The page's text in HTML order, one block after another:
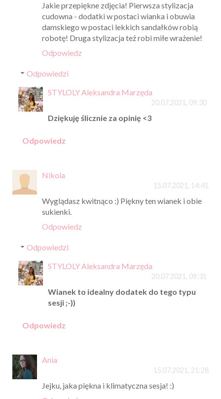
Jakie przepiękne zdjęcia! Pierwsza stylizacja
cudowna - dodatki w postaci wianka i obuwia
damskiego w postaci lekkich sandałków robią
robotę! Druga stylizacja też robi miłe wrażenie!
Odpowiedz
Odpowiedzi
STYLOLY Aleksandra Marzęda
20.07.2021, 09:30
Dziękuję ślicznie za opinię <3
Odpowiedz
Nikola
15.07.2021, 14:41
Wyglądasz kwitnąco :) Piękny ten wianek i obie
sukienki.
Odpowiedz
Odpowiedzi
STYLOLY Aleksandra Marzęda
20.07.2021, 09:31
Wianek to idealny dodatek do tego typu
sesji ;-))
Odpowiedz
Ania
15.07.2021, 21:28
Jejku, jaka piękna i klimatyczna sesja! :)